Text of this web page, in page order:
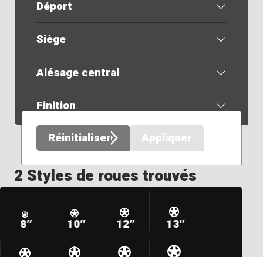
Déport
Siège
Alésage central
Finition
Réinitialiser
Appliquer
2 Styles de roues trouvés
8″ 10″ 12″ 13″